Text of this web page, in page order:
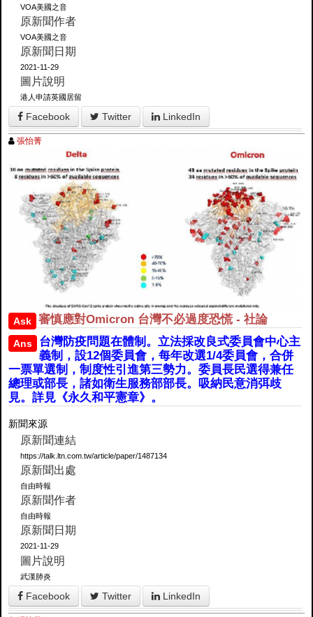
VOA美國之音
原新聞作者
VOA美國之音
原新聞日期
2021-11-29
圖片說明
港人申請英國居留
Facebook Twitter LinkedIn
張怡菁
Ask 審慎應對Omicron 台灣不必過度恐慌 - 社論
Ans
台灣防疫問題在體制。立法採改良式委員會中心主
義制，設12個委員會，每年改選1/4委員會，合併
一票單選制，制度性引進第三勢力。委員長民選得兼任
總理或部長，諸如衛生服務部部長。吸納民意消弭歧
見。詳見《永久和平憲章》。
新聞來源
原新聞連結
https://talk.ltn.com.tw/article/paper/1487134
原新聞出處
自由時報
原新聞作者
自由時報
原新聞日期
2021-11-29
圖片說明
武漢肺炎
Facebook Twitter LinkedIn